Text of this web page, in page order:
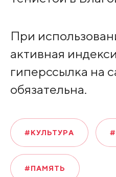
При
активная
гиперссылка на
обязательна.
#КУЛЬТУРА
#ПАМЯТЬ